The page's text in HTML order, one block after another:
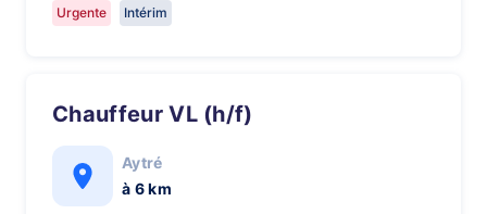
Urgente Intérim
Chauffeur VL (h/f)
Aytré
à 6 km